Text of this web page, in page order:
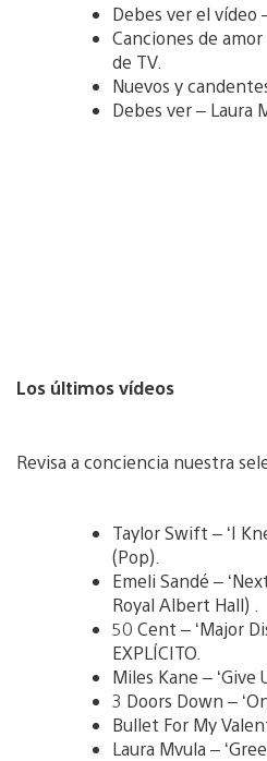
Debes ver el vídeo
Canciones de
de TV.
Nuevos y
Debes ver – Laura
Los últimos vídeos
Revisa a conciencia nuestra
Taylor Swift – ‘I
(Pop).
Emeli Sandé –
Royal Albert Hall) .
50 Cent – ‘Major
EXPLÍCITO.
Miles Kane – ‘Give
3 Doors Down –
Bullet For My
Laura Mvula –